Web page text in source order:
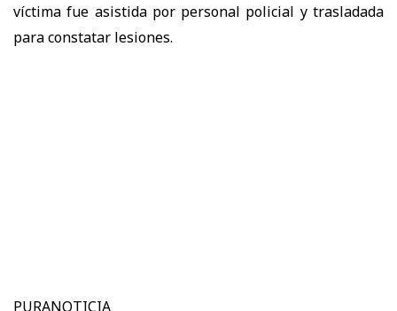
víctima fue asistida por personal policial y trasladada
para constatar lesiones.
PURANOTICIA